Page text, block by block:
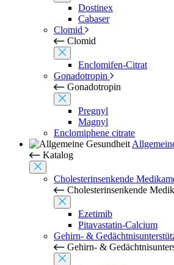
Dostinex
Cabaser
Clomid
Clomid
Enclomifen-Citrat
Gonadotropin
Gonadotropin
Pregnyl
Magnyl
Enclomiphene citrate
Katalog
Cholesterinsenkende
Cholesterinsenkende
Ezetimib
Pitavastatin-Calcium
Gehirn- &
Gehirn- &